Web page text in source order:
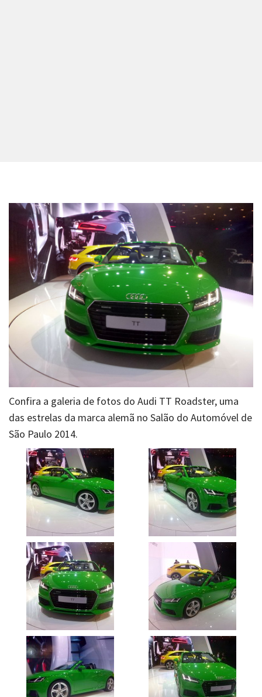
Confira a galeria de fotos do Audi TT Roadster, uma
das estrelas da marca alemã no Salão do Automóvel de
São Paulo 2014.